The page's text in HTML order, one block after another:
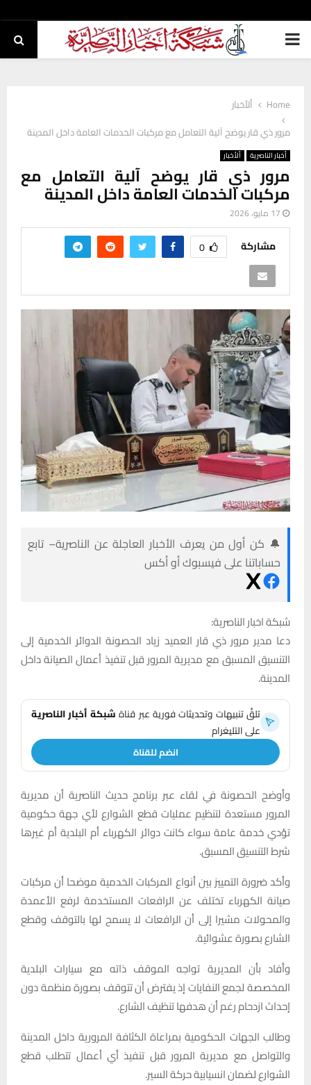
PRIMARY
Home
ألأخبار
مرور ذي قار يوضح آلية التعامل مع مركبات الخدمات العامة داخل المدينة
أخبار الناصرية ألأخبار
مرور ذي قار يوضح آلية التعامل مع
مركبات الخدمات العامة داخل المدينة
17 مايو، 2026
مشاركة 0
🔔 كن أول من يعرف الأخبار العاجلة عن الناصرية– تابع
حساباتنا على فيسبوك أو أكس
شبكة اخبار الناصرية:
دعا مدير مرور ذي قار العميد زياد الحصونة الدوائر الخدمية إلى
التنسيق المسبق مع مديرية المرور قبل تنفيذ أعمال الصيانة داخل
المدينة.
تلقَّ تنبيهات وتحديثات فورية عبر قناةشبكة أخبار الناصرية
على التليغرام
انضم للقناة
وأوضح الحصونة في لقاء عبر برنامج حديث الناصرية أن مديرية
المرور مستعدة لتنظيم عمليات قطع الشوارع لأي جهة حكومية
تؤدي خدمة عامة سواء كانت دوائر الكهرباء أم البلدية أم غيرها
شرط التنسيق المسبق.
وأكد ضرورة التمييز بين أنواع المركبات الخدمية موضحا أن مركبات
صيانة الكهرباء تختلف عن الرافعات المستخدمة لرفع الأعمدة
والمحولات مشيرا إلى أن الرافعات لا يسمح لها بالتوقف وقطع
الشارع بصورة عشوائية.
وأفاد بأن المديرية تواجه الموقف ذاته مع سيارات البلدية
المخصصة لجمع النفايات إذ يفترض أن تتوقف بصورة منظمة دون
إحداث ازدحام رغم أن هدفها تنظيف الشارع.
وطالب الجهات الحكومية بمراعاة الكثافة المرورية داخل المدينة
والتواصل مع مديرية المرور قبل تنفيذ أي أعمال تتطلب قطع
الشوارع لضمان انسيابية حركة السير.